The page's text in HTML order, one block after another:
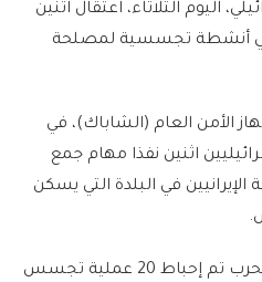
اليوم الثلاثاء، اعتقال اثنين
أنشطة تجسسية لمصلحة
الأمن العام (الشاباك)، في
اثنين نفذا مهام جمع
في البلدة التي يسكن
وأشار البيان إلى أنه منذ بداية الحرب تم إحباط 20 عملية تجسس